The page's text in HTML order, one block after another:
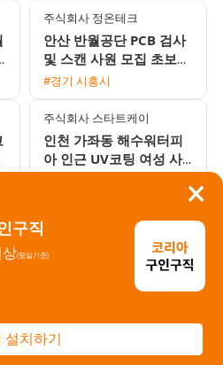
×
구직
(평일기준)
설치하기
주식회사 정온테크
안산 반월공단 PCB 검사
및 스캔 사원 모집 초보
환영 쾌적한 환경
#경기 시흥시
주식회사 스타트케이
인천 가좌동 해수워터피
아 인근 UV코팅 여성 사
원 모집 주급 및 가불 가
주식회사 서시파트너
화성 마도공단 화장품 조
립 및 포장 야간고정 여성
사원 모집 주급 및 가불
면접 없이 즉시 출근 가
능! 기초화장품 단상자 포